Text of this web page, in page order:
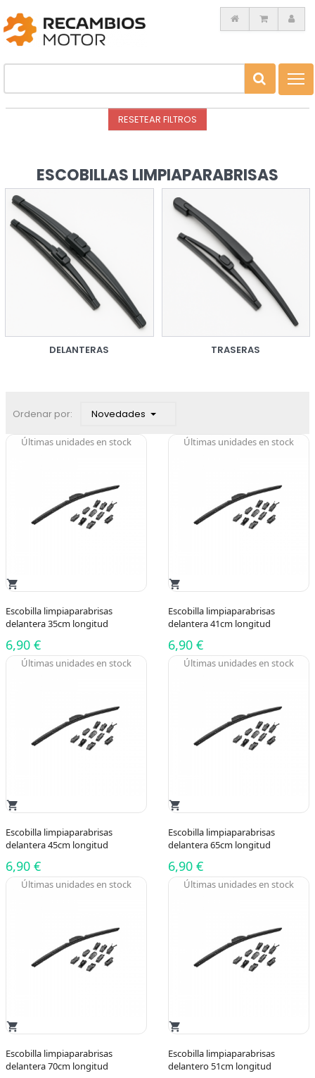
RESETEAR FILTROS
ESCOBILLAS LIMPIAPARABRISAS
DELANTERAS TRASERAS
Ordenar por: Novedades
shopping_cart
Escobilla limpiaparabrisas
delantera 35cm longitud
6,90 €
Últimas unidades en stock
shopping_cart
Escobilla limpiaparabrisas
delantera 41cm longitud
6,90 €
Últimas unidades en stock
shopping_cart
Escobilla limpiaparabrisas
delantera 45cm longitud
6,90 €
Últimas unidades en stock
shopping_cart
Escobilla limpiaparabrisas
delantera 65cm longitud
6,90 €
Últimas unidades en stock
shopping_cart
Escobilla limpiaparabrisas
delantera 70cm longitud
Últimas unidades en stock
shopping_cart
Escobilla limpiaparabrisas
delantero 51cm longitud
Últimas unidades en stock